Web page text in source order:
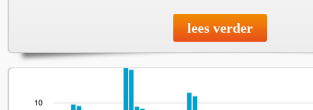
lees verder